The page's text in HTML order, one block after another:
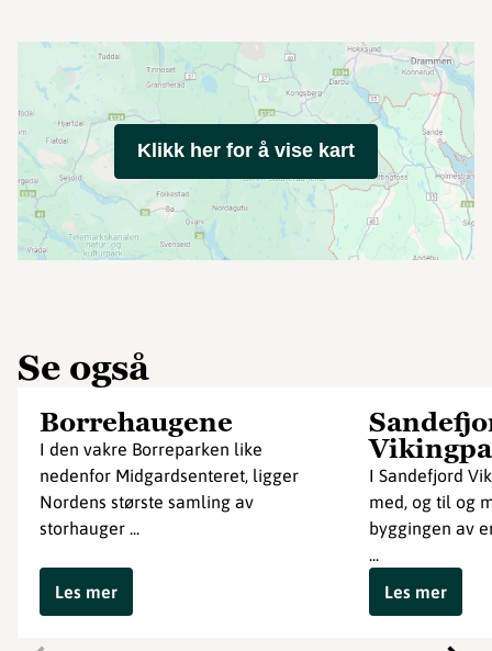
Klikk her for å vise kart
Se også
Borrehaugene
I den vakre Borreparken like
nedenfor Midgardsenteret, ligger
Nordens største samling av
storhauger ...
Les mer
I Sandefjord
med, og til og
byggingen av
...
Les mer